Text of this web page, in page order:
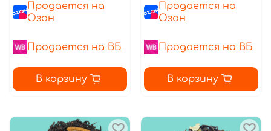
Продается на
Озон
Продается на ВБ
В корзину
Продается на
Озон
Продается на ВБ
В корзину